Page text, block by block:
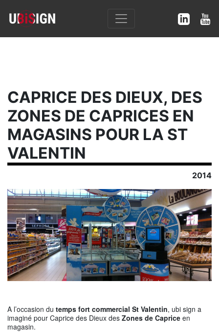
CAPRICE DES DIEUX, DES
ZONES DE CAPRICES EN
MAGASINS POUR LA ST
VALENTIN
2014
A l’occasion du temps fort commercial St Valentin, ubi sign a
imaginé pour Caprice des Dieux des Zones de Caprice en
magasin.